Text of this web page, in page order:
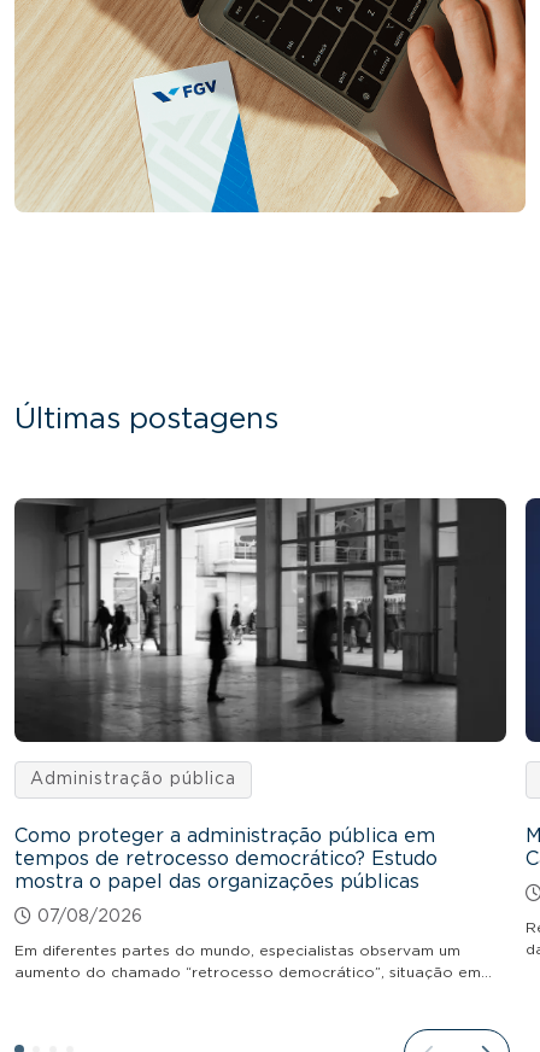
Últimas postagens
Administração pública
Como proteger a administração pública em
tempos de retrocesso democrático? Estudo
mostra o papel das organizações públicas
07/08/2026
Em diferentes partes do mundo, especialistas observam um
aumento do chamado “retrocesso democrático”, situação em…